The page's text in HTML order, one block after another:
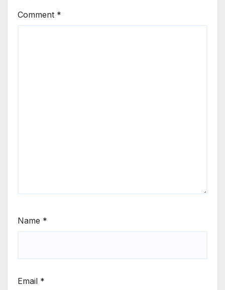
Comment *
Name *
Email *